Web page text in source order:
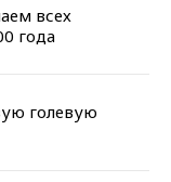
всех
года
голевую